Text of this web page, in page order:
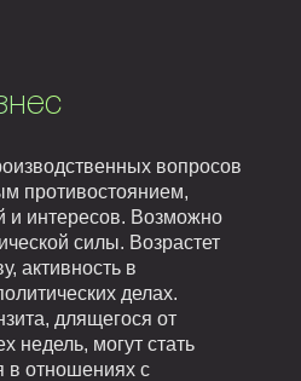
вопросов
противостоянием,
и интересов. Возможно
силы. Возрастет
активность в
делах.
длящегося от
недель, могут стать
в отношениях с